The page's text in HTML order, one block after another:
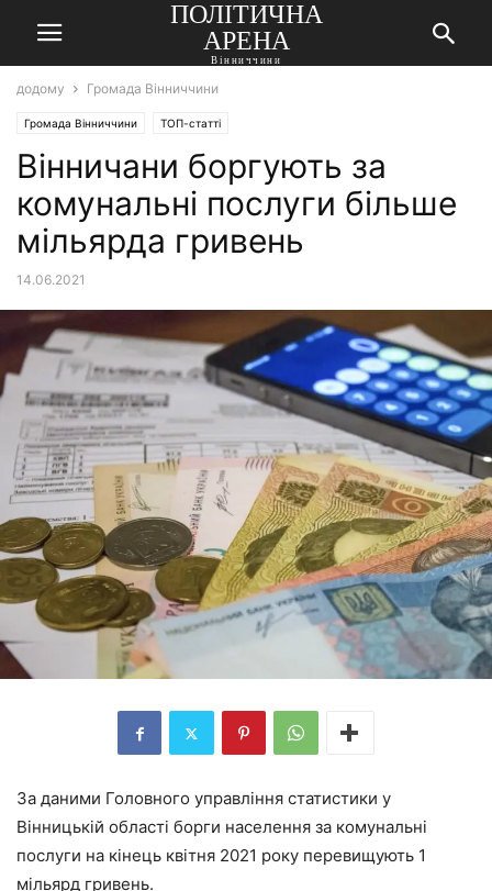
ПОЛІТИЧНА
АРЕНА
Вінниччини
додому Громада Вінниччини
Громада Вінниччини ТОП-статті
Вінничани боргують за
комунальні послуги більше
мільярда гривень
14.06.2021
За даними Головного управління статистики у
Вінницькій області борги населення за комунальні
послуги на кінець квітня 2021 року перевищують 1
мільярд гривень.